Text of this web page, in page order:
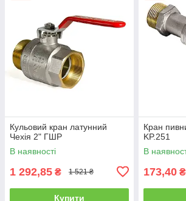
Кульовий кран латунний
Чехія 2" ГШР
В наявності
1 292,85 ₴ 1 521 ₴
Купити
Кран
KP.251
В
173,40 ₴